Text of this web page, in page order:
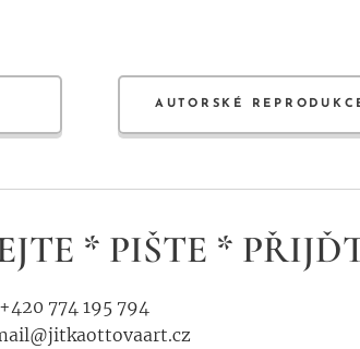
AUTORSKÉ
* PIŠTE *
+420 774 195 794